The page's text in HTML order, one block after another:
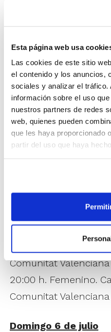
Esta página web usa
Las cookies de este sitio
el contenido y los anuncios,
sociales y analizar el tráfico.
información sobre el uso
nuestros partners de redes
web, quienes pueden
que les haya proporcionado
partir del uso que haya
Sábado 5 de julio
18:00 h. Masculino.
Comunitat Valenciana
20:00 h. Femenino.
Comunitat Valenciana
Domingo 6 de julio